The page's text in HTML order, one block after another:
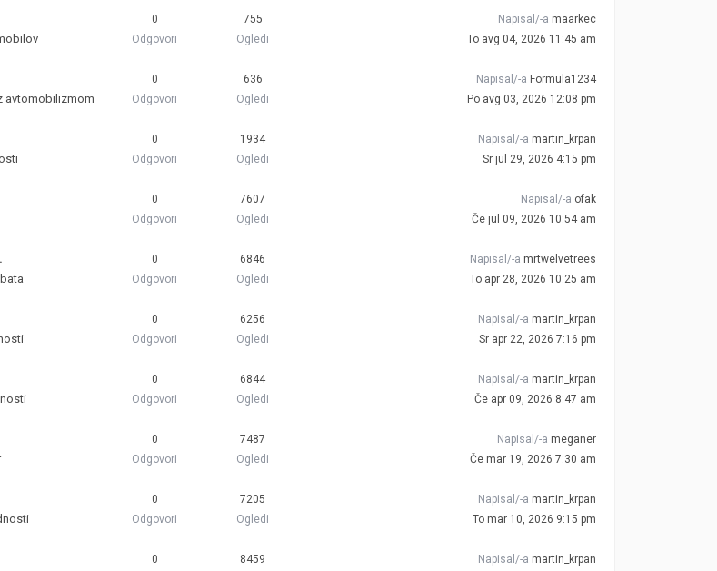
0
Odgovori
755
Ogledi
Napisal/-a maarkec
To avg 04, 2026 11:45 am
avtomobilizmom
0
Odgovori
636
Ogledi
Napisal/-a Formula1234
Po avg 03, 2026 12:08 pm
0
Odgovori
1934
Ogledi
Napisal/-a martin_krpan
Sr jul 29, 2026 4:15 pm
0
Odgovori
7607
Ogledi
Napisal/-a ofak
Če jul 09, 2026 10:54 am
0
Odgovori
6846
Ogledi
Napisal/-a mrtwelvetrees
To apr 28, 2026 10:25 am
0
Odgovori
6256
Ogledi
Napisal/-a martin_krpan
Sr apr 22, 2026 7:16 pm
0
Odgovori
6844
Ogledi
Napisal/-a martin_krpan
Če apr 09, 2026 8:47 am
0
Odgovori
7487
Ogledi
Napisal/-a meganer
Če mar 19, 2026 7:30 am
0
Odgovori
7205
Ogledi
Napisal/-a martin_krpan
To mar 10, 2026 9:15 pm
0
8459
Napisal/-a martin_krpan